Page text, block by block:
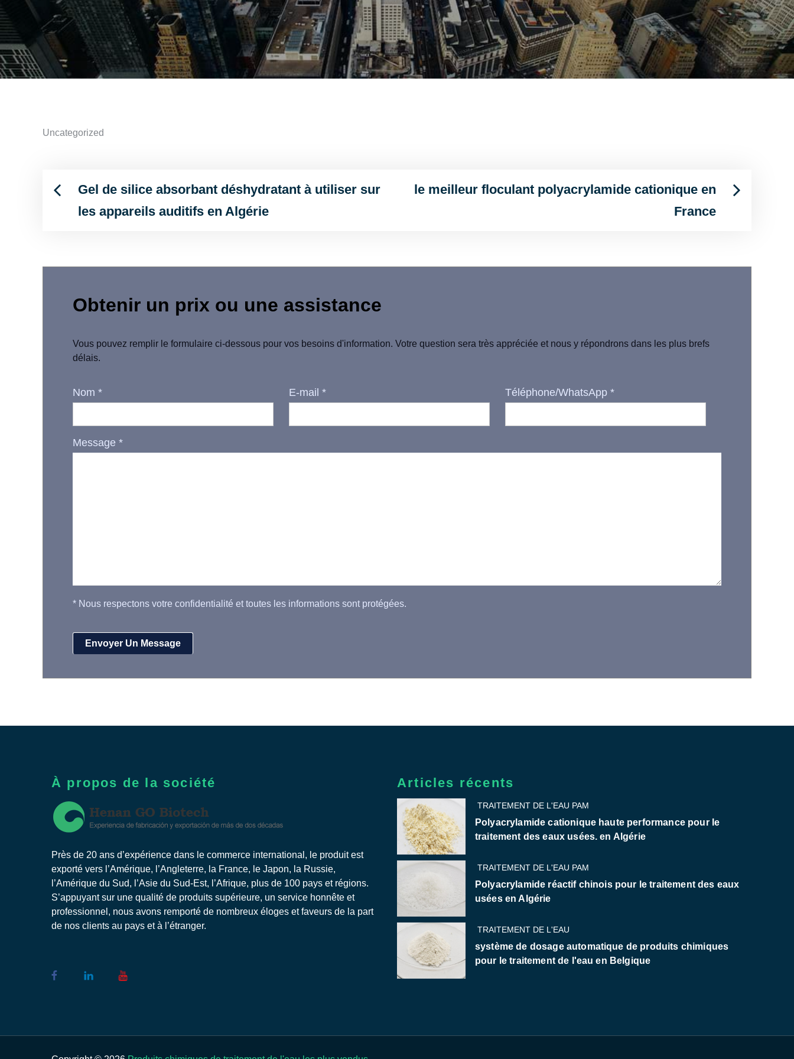
Uncategorized
PostGel de silice absorbant déshydratant à utiliser sur
les appareils auditifs en Algérie
le meilleur floculant polyacrylamide cationique en
France
Obtenir un prix ou une assistance
Vous pouvez remplir le formulaire ci-dessous pour vos besoins d'information. Votre question sera très appréciée et nous y répondrons dans les plus brefs
délais.
Nom * E-mail * Téléphone/WhatsApp *
Message *
* Nous respectons votre confidentialité et toutes les informations sont protégées.
À propos de la société
Près de 20 ans d’expérience dans le commerce international, le produit est
exporté vers l’Amérique, l’Angleterre, la France, le Japon, la Russie,
l’Amérique du Sud, l’Asie du Sud-Est, l’Afrique, plus de 100 pays et régions.
S’appuyant sur une qualité de produits supérieure, un service honnête et
professionnel, nous avons remporté de nombreux éloges et faveurs de la part
de nos clients au pays et à l’étranger.
Articles récents
TRAITEMENT DE L'EAU PAM
Polyacrylamide cationique haute performance pour le
traitement des eaux usées. en Algérie
TRAITEMENT DE L'EAU PAM
Polyacrylamide réactif chinois pour le traitement des eaux
usées en Algérie
TRAITEMENT DE L'EAU
système de dosage automatique de produits chimiques
pour le traitement de l'eau en Belgique